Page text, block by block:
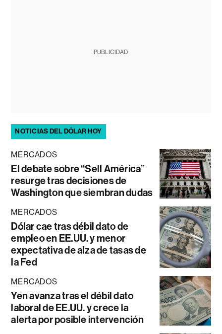
PUBLICIDAD
NOTICIAS DEL DÓLAR HOY
MERCADOS
El debate sobre “Sell América”
resurge tras decisiones de
Washington que siembran dudas
MERCADOS
Dólar cae tras débil dato de
empleo en EE.UU. y menor
expectativa de alza de tasas de
la Fed
MERCADOS
Yen avanza tras el débil dato
laboral de EE.UU. y crece la
alerta por posible intervención